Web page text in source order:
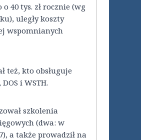
40 tys. zł rocznie (wg
uległy koszty
wspomnianych
też, kto obsługuje
i WSTH.
szkolenia
(dwa: w
a także prowadził na